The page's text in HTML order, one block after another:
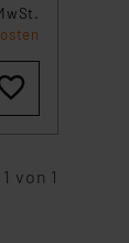
von 1